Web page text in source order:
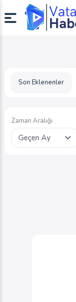
Son Eklenenler
Zaman Aralığı
Geçen Ay